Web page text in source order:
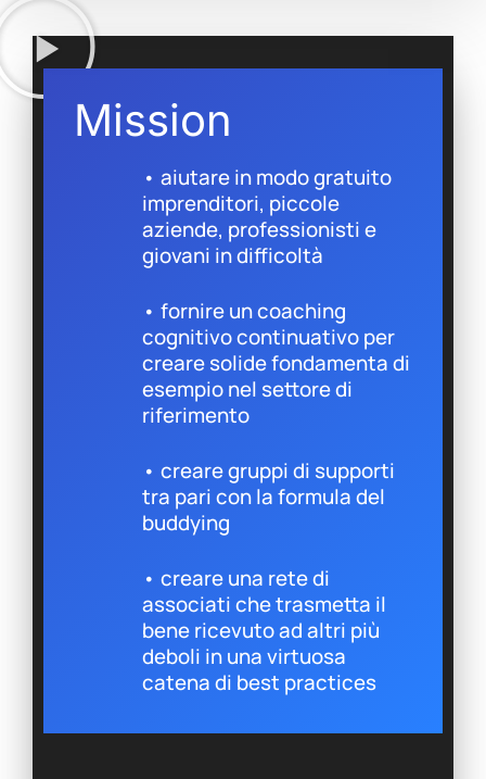
Mission
• aiutare in modo gratuito
imprenditori, piccole
aziende, professionisti e
giovani in difficoltà
• fornire un coaching
cognitivo continuativo per
creare solide fondamenta di
esempio nel settore di
riferimento
• creare gruppi di supporti
tra pari con la formula del
buddying
• creare una rete di
associati che trasmetta il
bene ricevuto ad altri più
deboli in una virtuosa
catena di best practices